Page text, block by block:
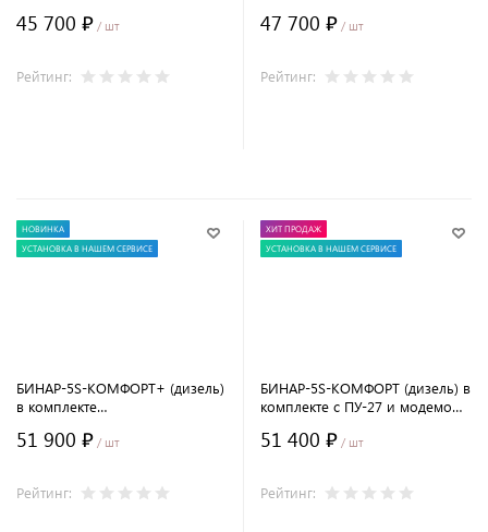
45 700 ₽ / шт
Рейтинг:
47 700 ₽ / шт
Рейтинг:
НОВИНКА
УСТАНОВКА В НАШЕМ СЕРВИСЕ
БИНАР-5S-КОМФОРТ+ (дизель)
в комплекте
51 900 ₽ / шт
Рейтинг:
ХИТ ПРОДАЖ
УСТАНОВКА В НАШЕМ СЕРВИСЕ
БИНАР-5S-КОМФОРТ (дизель) в
комплекте с ПУ-27 и модемом
51 400 ₽ / шт
Рейтинг: